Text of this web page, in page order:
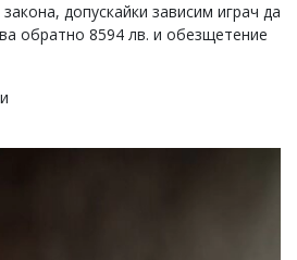
допускайки зависим играч да
обратно 8594 лв. и обезщетение